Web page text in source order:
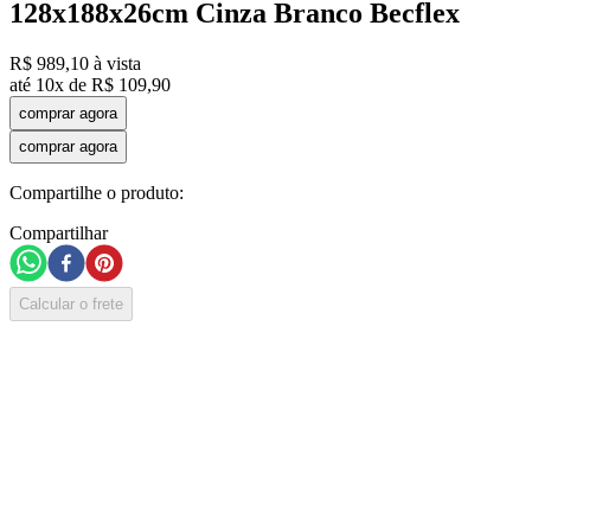
128x188x26cm Cinza Branco Becflex
R$ 989,10 à vista
até 10x de R$ 109,90
comprar agora
comprar agora
Compartilhe o produto:
Compartilhar
Calcular o frete